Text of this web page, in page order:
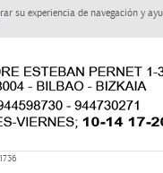
su experiencia de navegación y